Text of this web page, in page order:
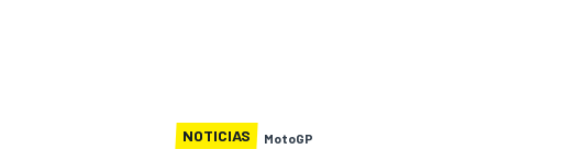
NOTICIAS MotoGP